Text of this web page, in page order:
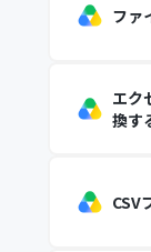
ファ
エク
換す
CSV